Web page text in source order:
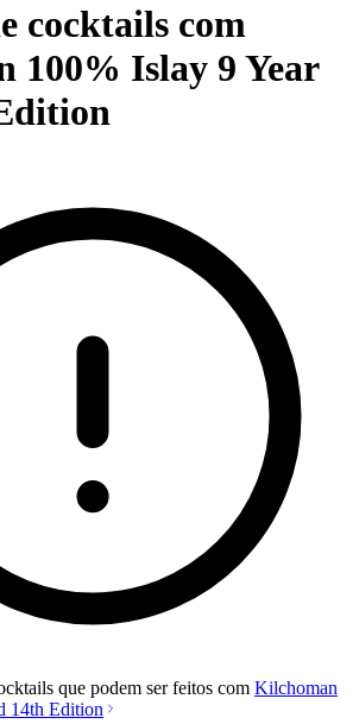
cocktails com
100% Islay 9 Year
que podem ser feitos com Kilchoman
14th Edition